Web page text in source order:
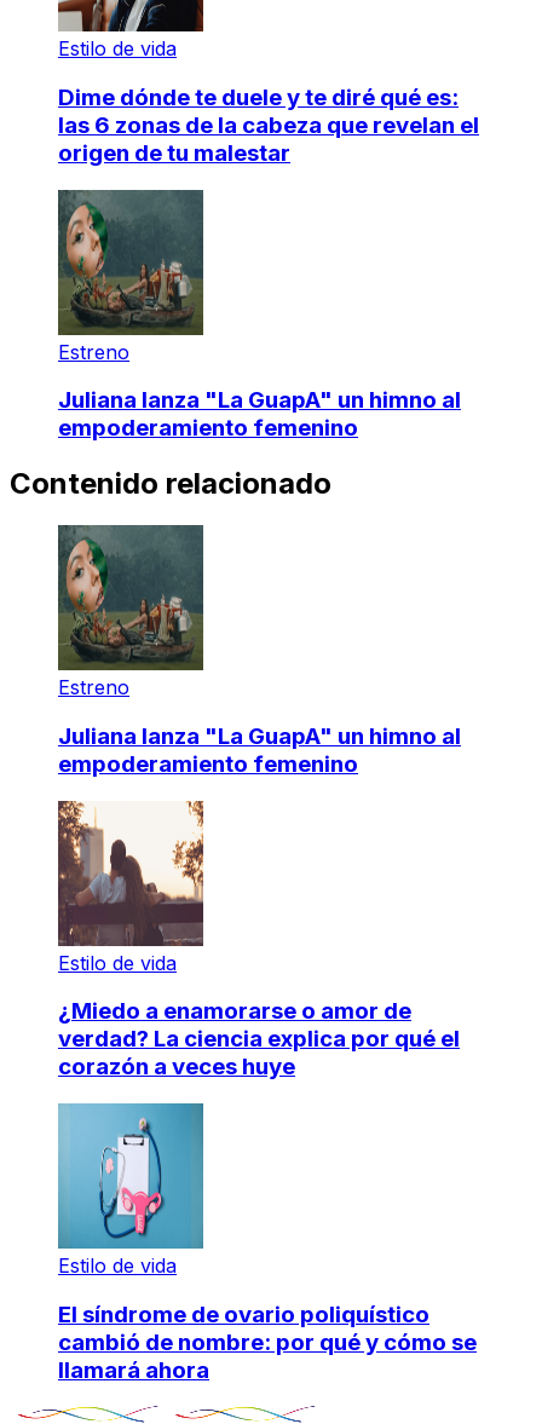
Estilo de vida
Dime dónde te duele y te diré qué es:
las 6 zonas de la cabeza que revelan el
origen de tu malestar
Estreno
Juliana lanza "La GuapA" un himno al
empoderamiento femenino
Contenido relacionado
Estreno
Juliana lanza "La GuapA" un himno al
empoderamiento femenino
Estilo de vida
¿Miedo a enamorarse o amor de
verdad? La ciencia explica por qué el
corazón a veces huye
Estilo de vida
El síndrome de ovario poliquístico
cambió de nombre: por qué y cómo se
llamará ahora